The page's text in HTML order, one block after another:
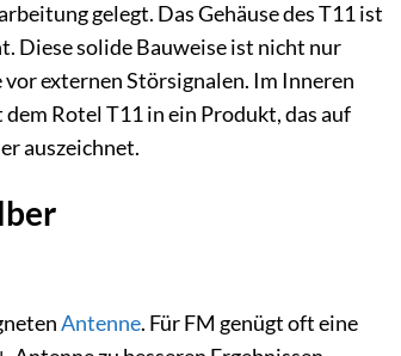
gelegt. Das Gehäuse des T11 ist
Diese solide Bauweise ist nicht nur
externen Störsignalen. Im Inneren
Rotel T11 in ein Produkt, das auf
auszeichnet.
Antenne. Für FM genügt oft eine